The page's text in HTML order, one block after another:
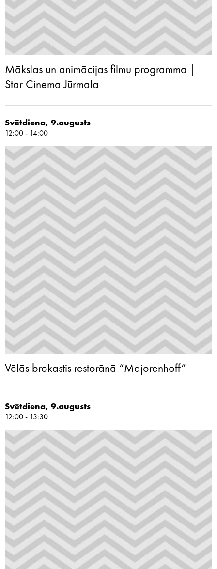
Mākslas un animācijas filmu programma |
Star Cinema Jūrmala
Svētdiena, 9.augusts
12:00 - 14:00
Vēlās brokastis restorānā “Majorenhoff”
Svētdiena, 9.augusts
12:00 - 13:30